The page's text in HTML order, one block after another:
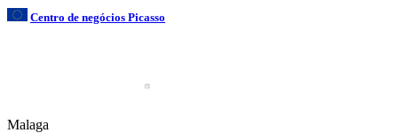
Centro de negócios Picasso
Malaga